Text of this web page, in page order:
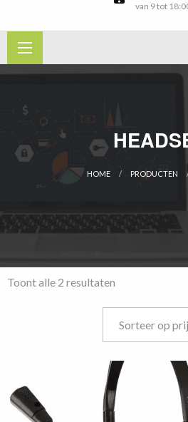
van 9 tot
HOME PRODUCTEN
Toont alle 2 resultaten
laag